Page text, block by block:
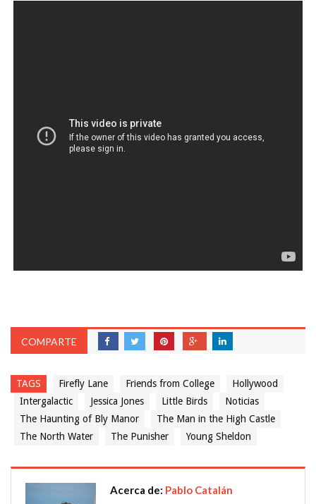
COMPARTE
TAGS Firefly Lane Friends from College
Hollywood
Intergalactic
Jessica Jones Little Birds
Noticias
The Haunting of Bly Manor
The Man in the High Castle
The North Water
The Punisher Young Sheldon
Acerca de: Pablo Catalán